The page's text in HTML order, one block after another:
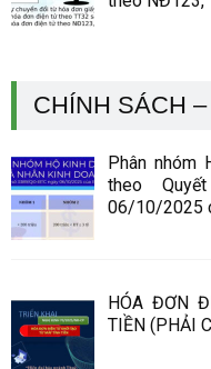
CHÍNH SÁCH
Phân nhóm
theo
06/10/2025
HÓA ĐƠN
TIỀN (PHẢI